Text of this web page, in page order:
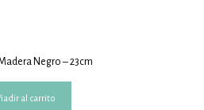
Negro – 23cm
al carrito